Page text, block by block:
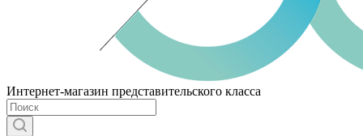
Интернет-магазин представительского класса